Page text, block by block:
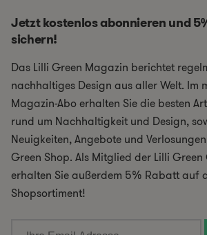
Jetzt kostenlos abonnieren und
sichern!
Das Lilli Green Magazin berichtet
nachhaltiges Design aus aller Welt. Im
Magazin-Abo erhalten Sie die besten
rund um Nachhaltigkeit und Design,
Neuigkeiten, Angebote und
Green Shop. Als Mitglied der Lilli
erhalten Sie außerdem 5% Rabatt auf
Shopsortiment!